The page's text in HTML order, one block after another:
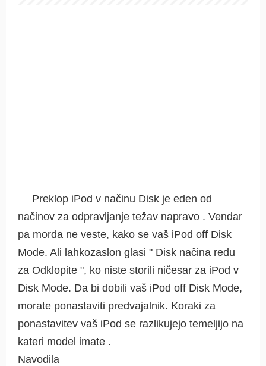
Preklop iPod v načinu Disk je eden od
načinov za odpravljanje težav napravo . Vendar
pa morda ne veste, kako se vaš iPod off Disk
Mode. Ali lahkozaslon glasi " Disk načina redu
za Odklopite ", ko niste storili ničesar za iPod v
Disk Mode. Da bi dobili vaš iPod off Disk Mode,
morate ponastaviti predvajalnik. Koraki za
ponastavitev vaš iPod se razlikujejo temeljijo na
kateri model imate .
Navodila